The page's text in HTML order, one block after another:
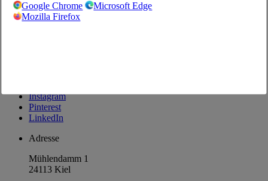
Google Chrome
Microsoft Edge
Mozilla Firefox
@Chefs Culinar
Instagram
Pinterest
LinkedIn
Adresse
Mühlendamm 1
24113 Kiel